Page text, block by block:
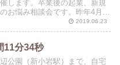
します。卒業後の起業、新規
お悩み相談会です。昨年4月か
2019.06.23
11分34秒
公園（新小岩駅）まで、自宅